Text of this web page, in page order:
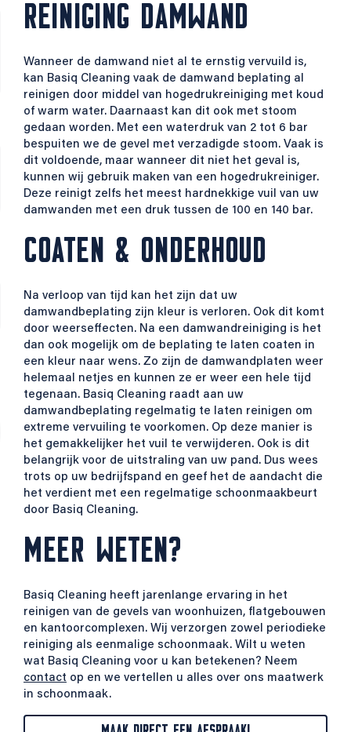
REINIGING DAMWAND
Wanneer de damwand niet al te ernstig vervuild is,
kan Basiq Cleaning vaak de damwand beplating al
reinigen door middel van hogedrukreiniging met koud
of warm water. Daarnaast kan dit ook met stoom
gedaan worden. Met een waterdruk van 2 tot 6 bar
bespuiten we de gevel met verzadigde stoom. Vaak is
dit voldoende, maar wanneer dit niet het geval is,
kunnen wij gebruik maken van een hogedrukreiniger.
Deze reinigt zelfs het meest hardnekkige vuil van uw
damwanden met een druk tussen de 100 en 140 bar.
COATEN & ONDERHOUD
Na verloop van tijd kan het zijn dat uw
damwandbeplating zijn kleur is verloren. Ook dit komt
door weerseffecten. Na een damwandreiniging is het
dan ook mogelijk om de beplating te laten coaten in
een kleur naar wens. Zo zijn de damwandplaten weer
helemaal netjes en kunnen ze er weer een hele tijd
tegenaan. Basiq Cleaning raadt aan uw
damwandbeplating regelmatig te laten reinigen om
extreme vervuiling te voorkomen. Op deze manier is
het gemakkelijker het vuil te verwijderen. Ook is dit
belangrijk voor de uitstraling van uw pand. Dus wees
trots op uw bedrijfspand en geef het de aandacht die
het verdient met een regelmatige schoonmaakbeurt
door Basiq Cleaning.
MEER WETEN?
Basiq Cleaning heeft jarenlange ervaring in het
reinigen van de gevels van woonhuizen, flatgebouwen
en kantoorcomplexen. Wij verzorgen zowel periodieke
reiniging als eenmalige schoonmaak. Wilt u weten
wat Basiq Cleaning voor u kan betekenen? Neem
contact op en we vertellen u alles over ons maatwerk
in schoonmaak.